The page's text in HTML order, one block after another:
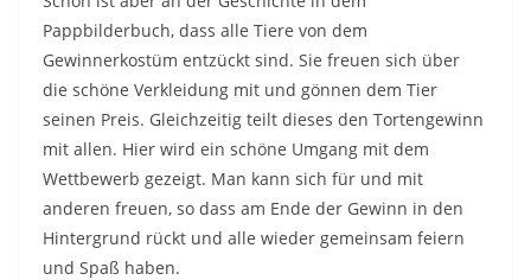
Pappbilderbuch, dass alle Tiere von dem
Gewinnerkostüm entzückt sind. Sie freuen sich über
die schöne Verkleidung mit und gönnen dem Tier
seinen Preis. Gleichzeitig teilt dieses den Tortengewinn
mit allen. Hier wird ein schöne Umgang mit dem
Wettbewerb gezeigt. Man kann sich für und mit
anderen freuen, so dass am Ende der Gewinn in den
Hintergrund rückt und alle wieder gemeinsam feiern
und Spaß haben.